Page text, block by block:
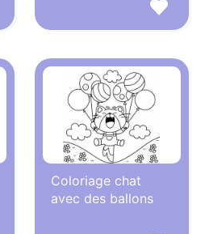
Coloriage chat
avec des ballons